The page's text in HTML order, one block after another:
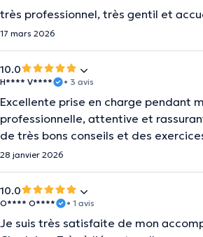
très professionnel, très gentil et
17 mars 2026
10.0
H**** V**** • 3 avis
Excellente prise en charge pendant
professionnelle, attentive et
de très bons conseils et des
28 janvier 2026
10.0
O**** O**** • 1 avis
Je suis très satisfaite de mon